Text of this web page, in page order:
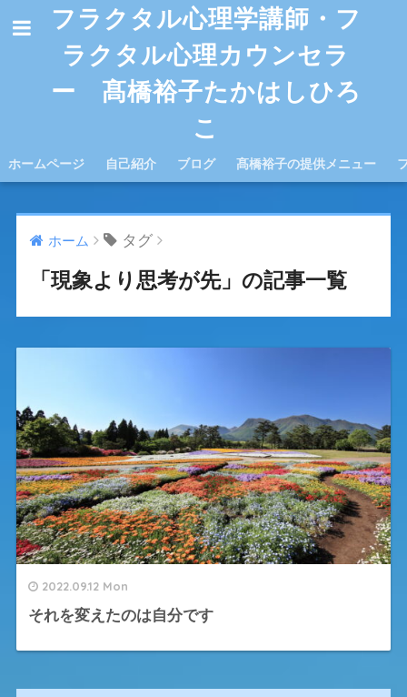
フラクタル心理学講師・フ
ラクタル心理カウンセラ
ー 髙橋裕子たかはしひろ
こ
ホームページ 自己紹介 ブログ 髙橋裕子の提供メニュー
ホーム タグ
「現象より思考が先」の記事一覧
2022.09.12 Mon
それを変えたのは自分です